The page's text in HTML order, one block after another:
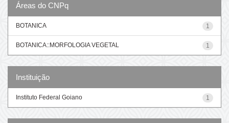
Áreas do CNPq
1
BOTANICA
1
BOTANICA::MORFOLOGIA VEGETAL
Instituição
1
Instituto Federal Goiano